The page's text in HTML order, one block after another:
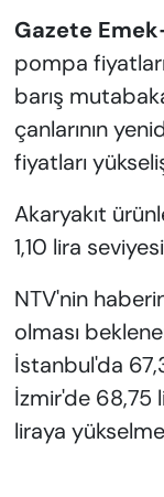
Gazete
pompa
barış
çanlarının
fiyatları
Akaryakıt
1,10 lira
NTV'nin
olması
İstanbul'da
İzmir'de 68,75
liraya